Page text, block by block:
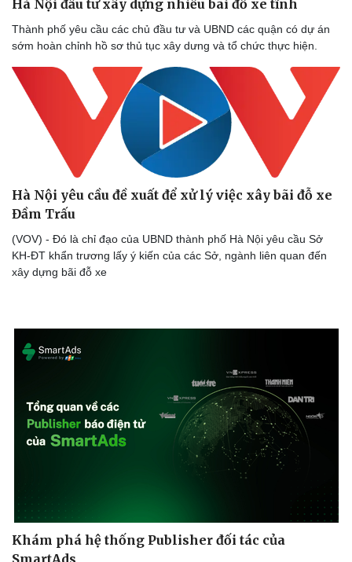
Hà Nội đầu tư xây dựng nhiều bãi đỗ xe tĩnh
Thành phố yêu cầu các chủ đầu tư và UBND các quận có dự án
sớm hoàn chỉnh hồ sơ thủ tục xây dưng và tổ chức thực hiện.
Hà Nội yêu cầu đề xuất để xử lý việc xây bãi đỗ xe
Đầm Trấu
(VOV) - Đó là chỉ đạo của UBND thành phố Hà Nội yêu cầu Sở
KH-ĐT khẩn trương lấy ý kiến của các Sở, ngành liên quan đến
xây dựng bãi đỗ xe
Khám phá hệ thống Publisher đối tác của
SmartAds